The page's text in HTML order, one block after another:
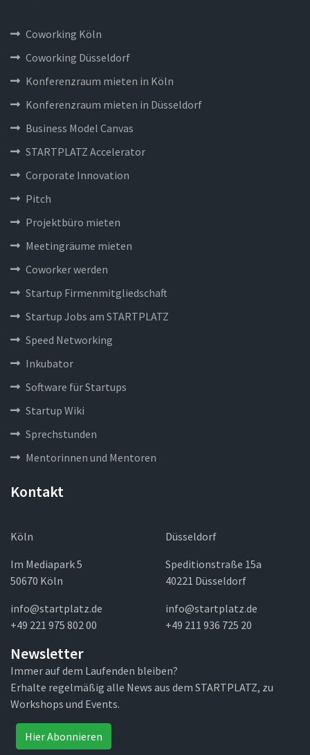
Coworking Köln
Coworking Düsseldorf
Konferenzraum mieten in Köln
Konferenzraum mieten in Düsseldorf
Business Model Canvas
STARTPLATZ Accelerator
Corporate Innovation
Pitch
Projektbüro mieten
Meetingräume mieten
Coworker werden
Startup Firmenmitgliedschaft
Startup Jobs am STARTPLATZ
Speed Networking
Inkubator
Software für Startups
Startup Wiki
Sprechstunden
Mentorinnen und Mentoren
Kontakt
Köln
Im Mediapark 5
50670 Köln
info@startplatz.de
+49 221 975 802 00
Düsseldorf
Speditionstraße 15a
40221 Düsseldorf
info@startplatz.de
+49 211 936 725 20
Newsletter
Immer auf dem Laufenden bleiben?
Erhalte regelmäßig alle News aus dem STARTPLATZ, zu
Workshops und Events.
Hier Abonnieren